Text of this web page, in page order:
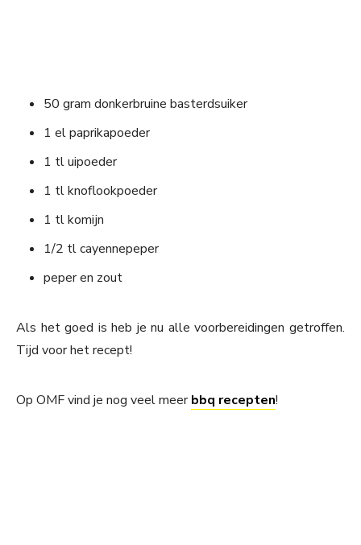
50 gram donkerbruine basterdsuiker
1 el paprikapoeder
1 tl uipoeder
1 tl knoflookpoeder
1 tl komijn
1/2 tl cayennepeper
peper en zout
Als het goed is heb je nu alle voorbereidingen getroffen.
Tijd voor het recept!
Op OMF vind je nog veel meerbbq recepten!